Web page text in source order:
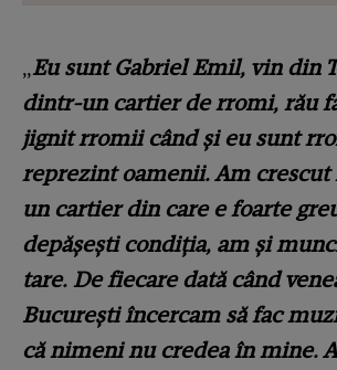
„Eu sunt Gabriel Emil, vin din
dintr-un cartier de rromi, rău
jignit rromii când și eu sunt
reprezint oamenii. Am
un cartier din care e foarte
depășești condiția, am și
tare. De fiecare dată când
București încercam să fac
că nimeni nu credea în mine.